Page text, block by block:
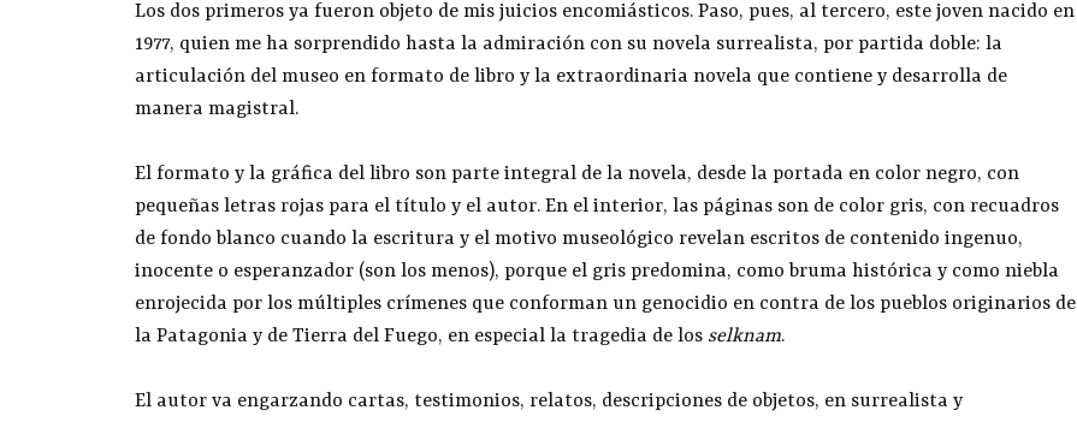
Los dos primeros ya fueron objeto de mis juicios encomiásticos. Paso, pues, al tercero, este joven nacido en
1977, quien me ha sorprendido hasta la admiración con su novela surrealista, por partida doble: la
articulación del museo en formato de libro y la extraordinaria novela que contiene y desarrolla de
manera magistral.
El formato y la gráfica del libro son parte integral de la novela, desde la portada en color negro, con
pequeñas letras rojas para el título y el autor. En el interior, las páginas son de color gris, con recuadros
de fondo blanco cuando la escritura y el motivo museológico revelan escritos de contenido ingenuo,
inocente o esperanzador (son los menos), porque el gris predomina, como bruma histórica y como niebla
enrojecida por los múltiples crímenes que conforman un genocidio en contra de los pueblos originarios de
la Patagonia y de Tierra del Fuego, en especial la tragedia de los selknam.
El autor va engarzando cartas, testimonios, relatos, descripciones de objetos, en surrealista y